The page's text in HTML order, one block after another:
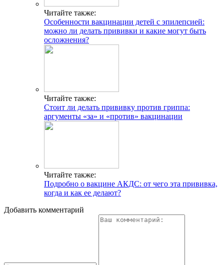
Читайте также:
Особенности вакцинации детей с эпилепсией:
можно ли делать прививки и какие могут быть
осложнения?
Читайте также:
Стоит ли делать прививку против гриппа:
аргументы «за» и «против» вакцинации
Читайте также:
Подробно о вакцине АКДС: от чего эта прививка,
когда и как ее делают?
Добавить комментарий